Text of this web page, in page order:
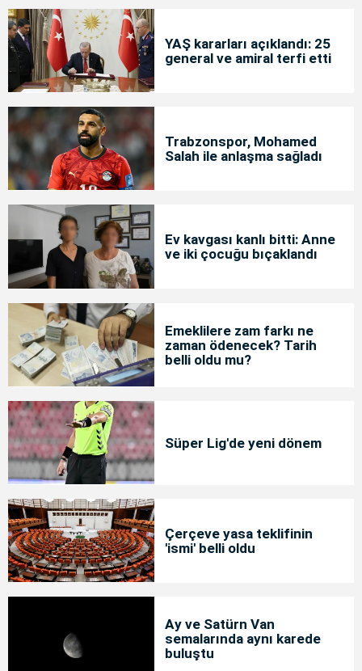
YAŞ kararları açıklandı: 25
general ve amiral terfi etti
Trabzonspor, Mohamed
Salah ile anlaşma sağladı
Ev kavgası kanlı bitti: Anne
ve iki çocuğu bıçaklandı
Emeklilere zam farkı ne
zaman ödenecek? Tarih
belli oldu mu?
Süper Lig'de yeni dönem
Çerçeve yasa teklifinin
'ismi' belli oldu
Ay ve Satürn Van
semalarında aynı karede
buluştu